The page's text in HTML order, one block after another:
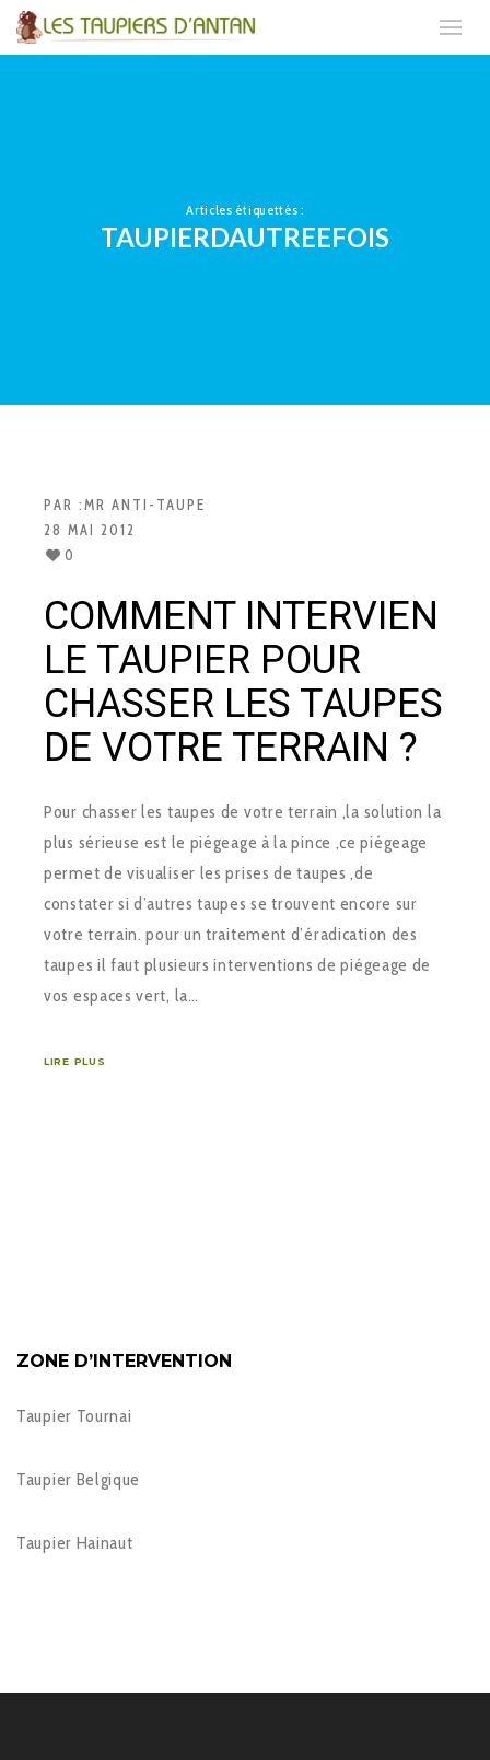
Articles étiquettés :
TAUPIERDAUTREEFOIS
PAR :MR ANTI-TAUPE
28 MAI 2012
0
COMMENT INTERVIEN
LE TAUPIER POUR
CHASSER LES TAUPES
DE VOTRE TERRAIN ?
Pour chasser les taupes de votre terrain ,la solution la
plus sérieuse est le piégeage à la pince ,ce piégeage
permet de visualiser les prises de taupes ,de
constater si d’autres taupes se trouvent encore sur
votre terrain. pour un traitement d’éradication des
taupes il faut plusieurs interventions de piégeage de
vos espaces vert, la…
LIRE PLUS
ZONE D’INTERVENTION
Taupier Tournai
Taupier Belgique
Taupier Hainaut